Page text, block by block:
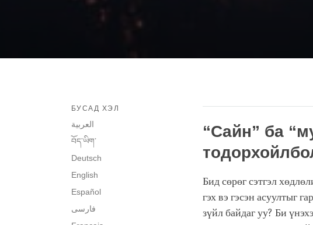
БУСАД ХЭЛ
العربية
བོད་ཡིག་
Deutsch
English
Español
فارسی
“Сайн” ба
Бид сөрөг сэтгэл
гэх вэ гэсэн асуултыг
зүйл байдаг уу? Би